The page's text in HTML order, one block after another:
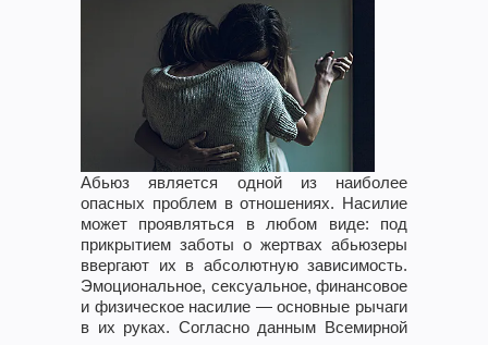
Абьюз является одной из наиболее
опасных проблем в отношениях. Насилие
может проявляться в любом виде: под
прикрытием заботы о жертвах абьюзеры
ввергают их в абсолютную зависимость.
Эмоциональное, сексуальное, финансовое
и физическое насилие — основные рычаги
в их руках. Согласно данным Всемирной